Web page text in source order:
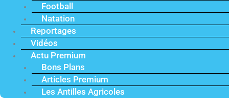
Football
Natation
Reportages
Vidéos
Actu Premium
Bons Plans
Articles Premium
Les Antilles Agricoles